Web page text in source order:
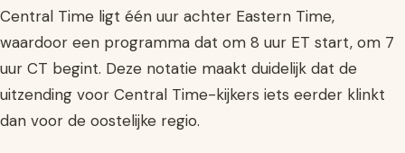
Central Time ligt één uur achter Eastern Time,
waardoor een programma dat om 8 uur ET start, om 7
uur CT begint. Deze notatie maakt duidelijk dat de
uitzending voor Central Time-kijkers iets eerder klinkt
dan voor de oostelijke regio.